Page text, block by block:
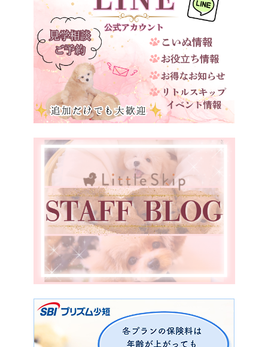
兵庫県
奈良県
和歌山県
鳥取県
島根県
岡山県
広島県
山口県
徳島県
愛媛県
福岡県
宮崎県
鹿児島県
香川県